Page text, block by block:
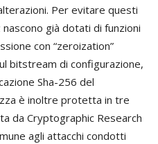
Per evitare questi
già dotati di funzioni
con “zeroization”
bitstream di configurazione,
Sha-256 del
è inoltre protetta in tre
da Cryptographic Research
agli attacchi condotti